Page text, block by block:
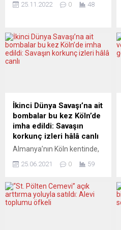
ülke oldu. Reuters Events ve
Maersk tarafından
“Pandemi sonrası tedarik
zincirinde değişim ve
Avrupalı şirketler için
Polonya ve Almanya’nın
ardından “ürün tedarik...
25.11.2022 0 48
İkinci Dünya Savaşı’na ait
bombalar bu kez Köln’de
imha edildi: Savaşın
korkunç izleri hâlâ canlı
Almanya’nın Köln kentinde,
kalma patlamamış 7 bomba
semtinde inşaat çalışması
esnasında bulunan
25.06.2021 0 59